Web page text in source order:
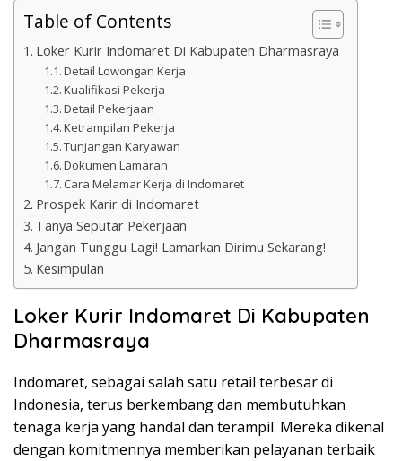
Table of Contents
Loker Kurir Indomaret Di Kabupaten Dharmasraya
Detail Lowongan Kerja
Kualifikasi Pekerja
Detail Pekerjaan
Ketrampilan Pekerja
Tunjangan Karyawan
Dokumen Lamaran
Cara Melamar Kerja di Indomaret
Prospek Karir di Indomaret
Tanya Seputar Pekerjaan
Jangan Tunggu Lagi! Lamarkan Dirimu Sekarang!
Kesimpulan
Loker Kurir Indomaret Di Kabupaten
Dharmasraya
Indomaret, sebagai salah satu retail terbesar di
Indonesia, terus berkembang dan membutuhkan
tenaga kerja yang handal dan terampil. Mereka dikenal
dengan komitmennya memberikan pelayanan terbaik